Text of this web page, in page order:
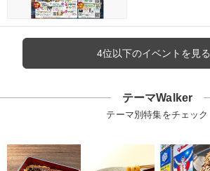
4位以下のイベントを見る
テーマWalker
テーマ別特集をチェック